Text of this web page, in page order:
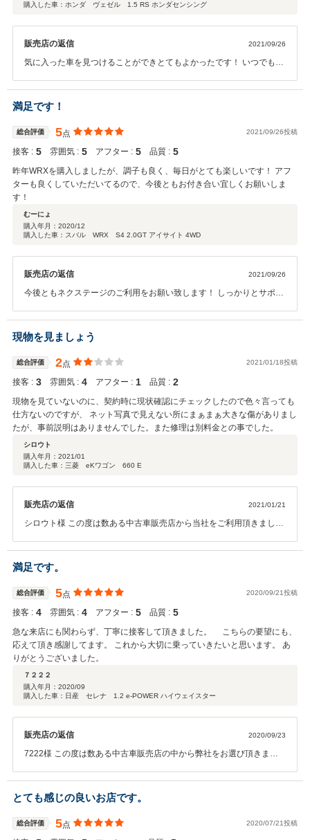
購入した車：ホンダ ヴェゼル 1.5 RS ホンダセンシング
販売店の返信 2021/09/26
気に入った車を見つけることができとてもよかったです！ いつでもご
満足です！
総合評価 5点 2021/09/26投稿
接客 : 5 雰囲気 : 5 アフター : 5 品質 : 5
昨年WRXを購入しましたが、調子も良く、毎日がとても楽しいです！ アフ
ターも良くしていただいてるので、今後ともお付き合い宜しくお願いしま
す！
むーにょ
購入年月： 2020/12
購入した車：スバル WRX S4 2.0GT アイサイト 4WD
販売店の返信 2021/09/26
今後ともネクステージのご利用をお願い致します！ しっかりとサポー
現物を見ましょう
総合評価 2点 2021/01/18投稿
接客 : 3 雰囲気 : 4 アフター : 1 品質 : 2
現物を見ていないのに、契約時に現状確認にチェックしたので色々言っても
仕方ないのですが、 ネット写真で見えない所にまぁまぁ大きな傷がありまし
たが、事前説明はありませんでした。また修理は別料金との事でした。
シロウト
購入年月： 2021/01
購入した車：三菱 eKワゴン 660 E
販売店の返信 2021/01/21
シロウト様 この度は数ある中古車販売店から当社をご利用頂きまして
とが出来ず、現車確認時に気になる傷があった件、大変申し訳ござい
ませんでした。 今後はこのようなことが無いよう改善していきますの
で今後ともよろしくお願い致します。 貴重なご意見ありがとうござい
ました。
満足です。
総合評価 5点 2020/09/21投稿
接客 : 4 雰囲気 : 4 アフター : 5 品質 : 5
急な来店にも関わらず、丁寧に接客して頂きました。 こちらの要望にも、
応えて頂き感謝してます。 これから大切に乗っていきたいと思います。 あ
りがとうございました。
７２２２
購入年月： 2020/09
購入した車：日産 セレナ 1.2 e-POWER ハイウェイスター
販売店の返信 2020/09/23
7222様 この度は数ある中古車販売店の中から弊社をお選び頂きまし
して頂きましたので、何かご不明な点等ございましたら お気軽にご連
絡ください。 宜しくお願い致します。
とても感じの良いお店です。
総合評価 5点 2020/07/21投稿